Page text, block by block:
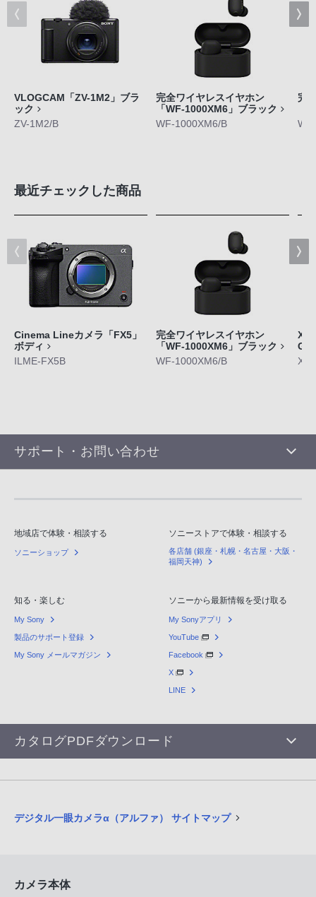
VLOGCAM「ZV-1M2」ブラ
ック
ZV-1M2/B
完全ワイヤレスイヤホン
「WF-1000XM6」ブラック
WF-1000XM6/B
完
最近チェックした商品
Cinema Lineカメラ「FX5」
ボディ
ILME-FX5B
完全ワイヤレスイヤホン
「WF-1000XM6」ブラック
WF-1000XM6/B
サポート・お問い合わせ
地域店で体験・相談する
ソニーショップ
ソニーストアで体験・相談する
各店舗 (銀座・札幌・名古屋・大阪・
福岡天神)
知る・楽しむ
My Sony
製品のサポート登録
My Sony メールマガジン
ソニーから最新情報を受け取る
My Sonyアプリ
YouTube
Facebook
X
LINE
カタログPDFダウンロード
デジタル一眼カメラα（アルファ） サイトマップ
カメラ本体